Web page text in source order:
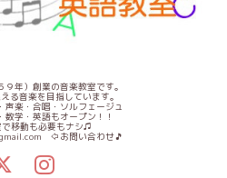
９年）創業の音楽教室です。
る音楽を目指しています。
声楽・合唱・ソルフェージュ
数学・英語もオープン！！
で移動も必要もナシ♫
⇦お問い合わせ🎵